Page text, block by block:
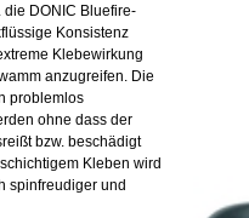
die DONIC Bluefire-
Konsistenz
Klebewirkung
anzugreifen. Die
problemlos
ohne dass der
bzw. beschädigt
Kleben wird
spinfreudiger und